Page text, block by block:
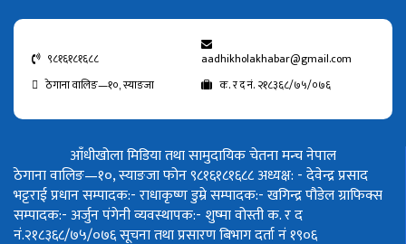
९८१६१८१६८८
aadhikholakhabar@gmail.com
ठेगाना वालिङ—१०, स्याङजा
क. र द नं. २१८३६८/७५/०७६
आँधीखोला मिडिया तथा सामुदायिक चेतना मन्च नेपाल
ठेगाना वालिङ—१०, स्याङजा फोन ९८१६१८१६८८अध्यक्ष: - देवेन्द्र प्रसाद
भट्टराईप्रधान सम्पादक:- राधाकृष्ण डुम्रेसम्पादक:- खगिन्द्र पौडेलग्राफिक्स
सम्पादक:- अर्जुन पंगेनीव्यवस्थापक:- शुष्मा वोस्तीक. र द
नं.२१८३६८/७५/०७६सूचना तथा प्रसारण बिभाग दर्ता नं १९०६